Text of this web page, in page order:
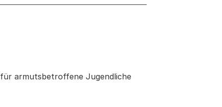
armutsbetroffene Jugendliche